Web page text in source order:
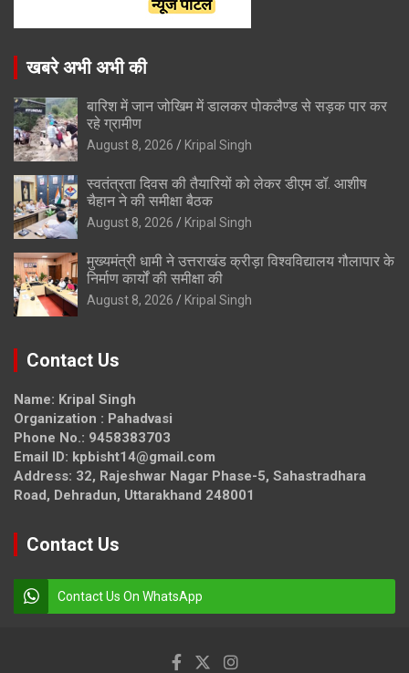
खबरे अभी अभी की
बारिश में जान जोखिम में डालकर पोकलैण्ड से सड़क पार कर
रहे ग्रामीण
August 8, 2026 Kripal Singh
स्वतंत्रता दिवस की तैयारियों को लेकर डीएम डॉ. आशीष
चैहान ने की समीक्षा बैठक
August 8, 2026 Kripal Singh
मुख्यमंत्री धामी ने उत्तराखंड क्रीड़ा विश्वविद्यालय गौलापार के
निर्माण कार्यों की समीक्षा की
August 8, 2026 Kripal Singh
Contact Us
Name: Kripal Singh
Organization : Pahadvasi
Phone No.: 9458383703
Email ID: kpbisht14@gmail.com
Address: 32, Rajeshwar Nagar Phase-5, Sahastradhara
Road, Dehradun, Uttarakhand 248001
Contact Us
Contact Us On WhatsApp